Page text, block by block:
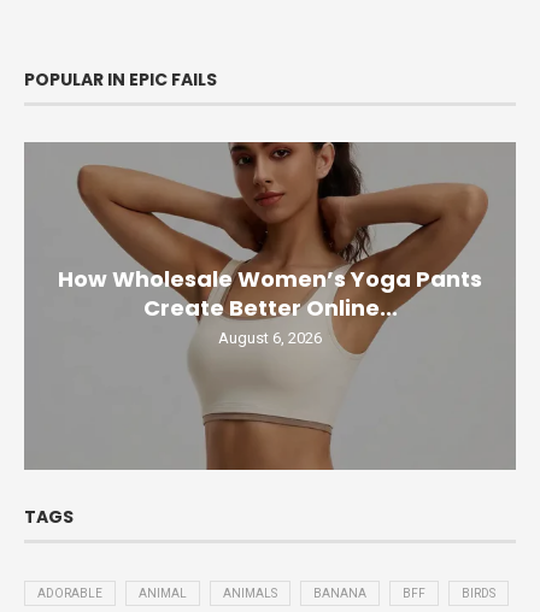
POPULAR IN EPIC FAILS
How Wholesale Women’s Yoga Pants
Create Better Online...
August 6, 2026
TAGS
ADORABLE ANIMAL ANIMALS BANANA BFF BIRDS